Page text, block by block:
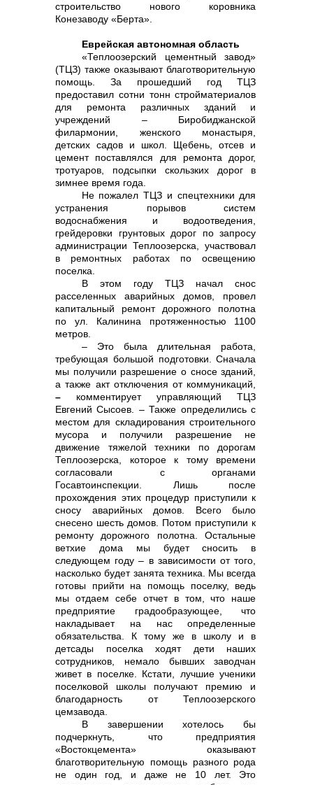
строительство нового коровника
Конезаводу «Берта».
Еврейская автономная область
«Теплоозерский цементный завод»
(ТЦЗ) также оказывают благотворительную
помощь. За прошедший год ТЦЗ
предоставил сотни тонн стройматериалов
для ремонта различных зданий и
учреждений – Биробиджанской
филармонии, женского монастыря,
детских садов и школ. Щебень, отсев и
цемент поставлялся для ремонта дорог,
тротуаров, подсыпки скользких дорог в
зимнее время года.
Не пожалел ТЦЗ и спецтехники для
устранения порывов систем
водоснабжения и водоотведения,
грейдеровки грунтовых дорог по запросу
администрации Теплоозерска, участвовал
в ремонтных работах по освещению
поселка.
В этом году ТЦЗ начал снос
расселенных аварийных домов, провел
капитальный ремонт дорожного полотна
по ул. Калинина протяженностью 1100
метров.
– Это была длительная работа,
требующая большой подготовки. Сначала
мы получили разрешение о сносе зданий,
а также акт отключения от коммуникаций,
– комментирует управляющий ТЦЗ
Евгений Сысоев. – Также определились с
местом для складирования строительного
мусора и получили разрешение не
движение тяжелой техники по дорогам
Теплоозерска, которое к тому времени
согласовали с органами
Госавтоинспекции. Лишь после
прохождения этих процедур приступили к
сносу аварийных домов. Всего было
снесено шесть домов. Потом приступили к
ремонту дорожного полотна. Остальные
ветхие дома мы будет сносить в
следующем году – в зависимости от того,
насколько будет занята техника. Мы всегда
готовы прийти на помощь поселку, ведь
мы отдаем себе отчет в том, что наше
предприятие градообразующее, что
накладывает на нас определенные
обязательства. К тому же в школу и в
детсады поселка ходят дети наших
сотрудников, немало бывших заводчан
живет в поселке. Кстати, лучшие ученики
поселковой школы получают премию и
благодарность от Теплоозерского
цемзавода.
В завершении хотелось бы
подчеркнуть, что предприятия
«Востокцемента» оказывают
благотворительную помощь разного рода
не один год, и даже не 10 лет. Это